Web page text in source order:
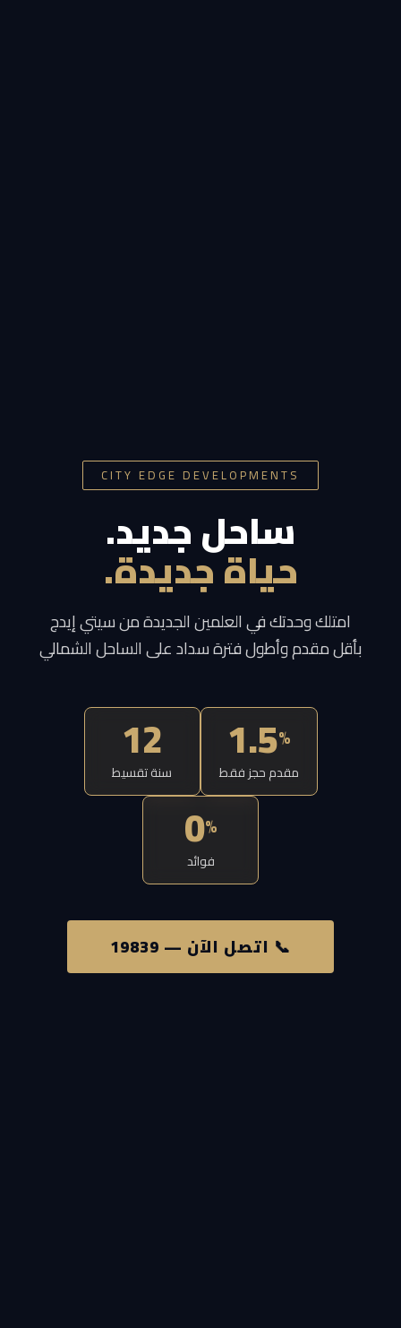
CITY EDGE DEVELOPMENTS
ساحل جديد.
حياة جديدة.
امتلك وحدتك في العلمين الجديدة من سيتي إيدج
بأقل مقدم وأطول فترة سداد على الساحل الشمالي
1.5%
مقدم حجز فقط 12
سنة تقسيط
0%
فوائد
📞 اتصل الآن — 19839